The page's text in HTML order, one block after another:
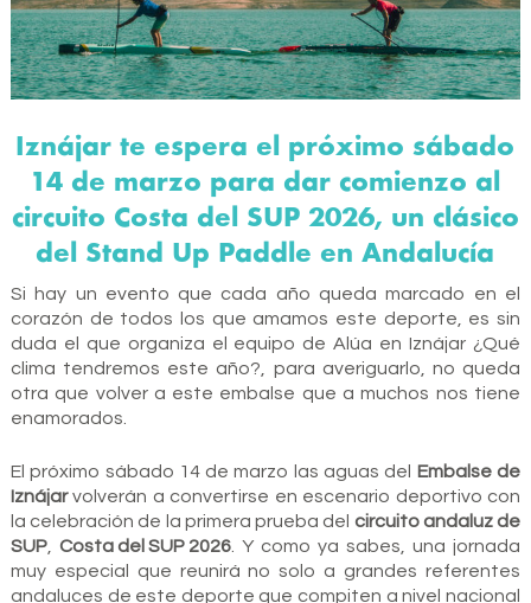
Iznájar te espera el próximo sábado
14 de marzo para dar comienzo al
circuito Costa del SUP 2026, un clásico
del Stand Up Paddle en Andalucía
Si hay un evento que cada año queda marcado en el
corazón de todos los que amamos este deporte, es sin
duda el que organiza el equipo de Alúa en Iznájar ¿Qué
clima tendremos este año?, para averiguarlo, no queda
otra que volver a este embalse que a muchos nos tiene
enamorados.
El próximo sábado 14 de marzo las aguas del Embalse de
Iznájarvolverán a convertirse en escenario deportivo con
la celebración de la primera prueba del circuito andaluz de
SUP, Costa del SUP 2026. Y como ya sabes, una jornada
muy especial que reunirá no solo a grandes referentes
andaluces de este deporte que compiten a nivel nacional